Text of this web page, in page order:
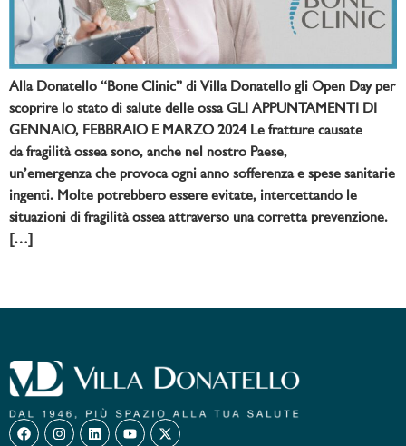
Alla Donatello “Bone Clinic” di Villa Donatello gli Open Day per
scoprire lo stato di salute delle ossa GLI APPUNTAMENTI DI
GENNAIO, FEBBRAIO E MARZO 2024 Le fratture causate
da fragilità ossea sono, anche nel nostro Paese,
un’emergenza che provoca ogni anno sofferenza e spese sanitarie
ingenti. Molte potrebbero essere evitate, intercettando le
situazioni di fragilità ossea attraverso una corretta prevenzione.
[…]